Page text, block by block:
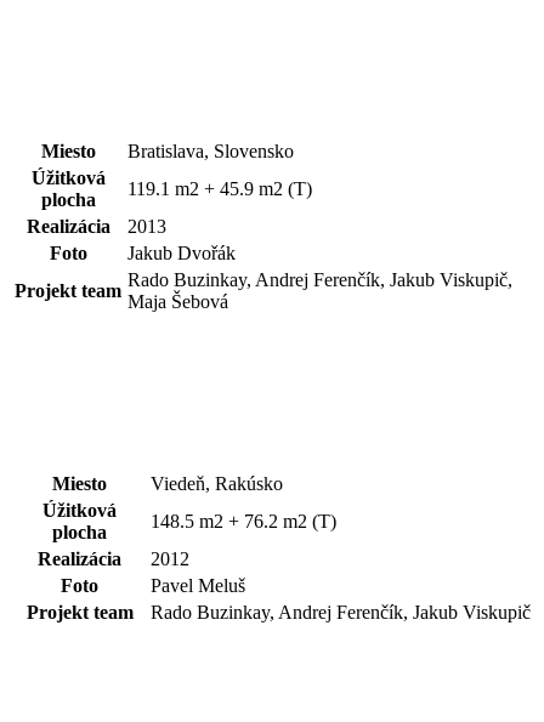
Miesto
Bratislava, Slovensko
Úžitková
plocha
119.1 m2 + 45.9 m2 (T)
Realizácia
2013
Foto
Jakub Dvořák
Projekt team
Rado Buzinkay, Andrej Ferenčík, Jakub Viskupič,
Maja Šebová
Miesto
Viedeň, Rakúsko
Úžitková
plocha
148.5 m2 + 76.2 m2 (T)
Realizácia
2012
Foto
Pavel Meluš
Projekt team
Rado Buzinkay, Andrej Ferenčík, Jakub Viskupič